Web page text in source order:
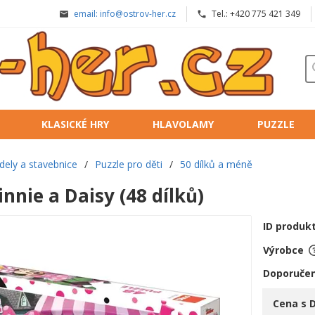
email: info@ostrov-her.cz Tel.: +420 775 421 349
KLASICKÉ HRY HLAVOLAMY PUZZLE
a stavebnice / Puzzle pro děti / 50 dílků a méně
a Daisy (48 dílků)
ID
Výrobce
Cena s